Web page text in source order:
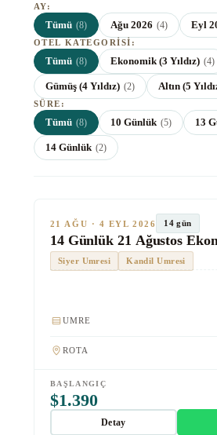
AY:
Tümü (8) Ağu 2026 (4) Eyl
OTEL KATEGORISI:
Tümü (8) Ekonomik (3 Yıldız) (4)
Gümüş (4 Yıldız) (2) Altın (5
SÜRE:
Tümü (8) 10 Günlük (5) 13
14 Günlük (2)
TUR #1012
21 AĞU · 4 EYL 2026 14 gün
14 Günlük 21 Ağustos
Siyer Umresi Kandil Umresi
UMRE
ROTA
BAŞLANGIÇ
$1.390
Detay